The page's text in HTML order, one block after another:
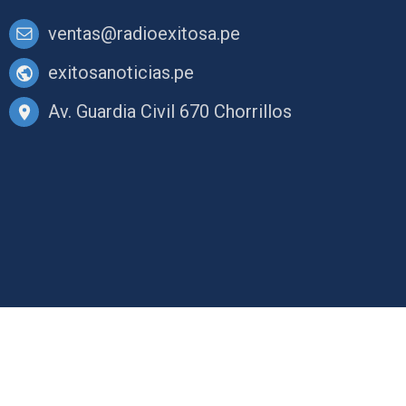
ventas@radioexitosa.pe
exitosanoticias.pe
Av. Guardia Civil 670 Chorrillos